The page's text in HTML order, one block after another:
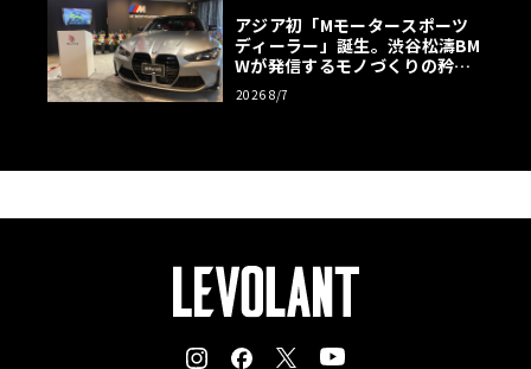
アジア初「Mモータースポーツ
ディーラー」誕生。渋谷松濤BM
Wが発信するモノづくりの矜持
【木下隆之コラム】
2026 8/7